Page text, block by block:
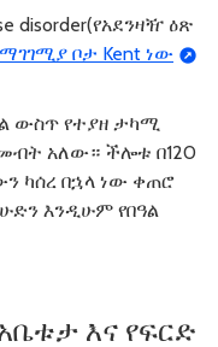
disorder(የአደንዛዥ ዕጽ
ቦታ Kent ነው
ውስጥ የተያዘ ታካሚ
አለው። ችሎቱ በ120
ካሰረ በኋላ ነው ቀጠሮ
እንዲሁም የበዓል
እና የፍርድ